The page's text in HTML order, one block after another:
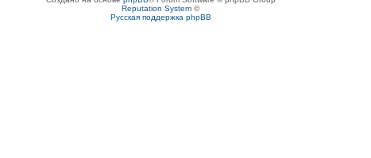
Reputation System ©
Русская поддержка phpBB